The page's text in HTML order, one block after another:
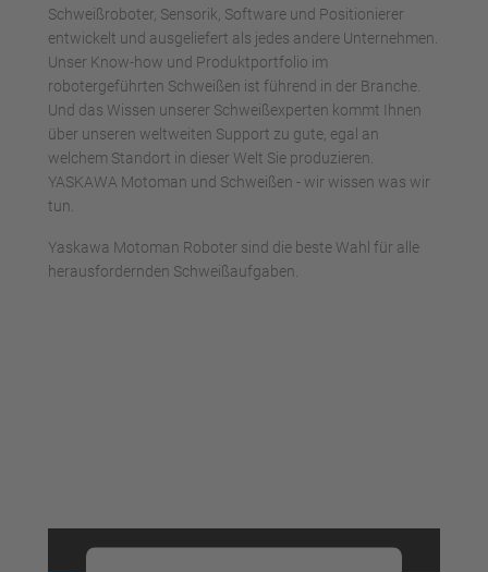
Schweißroboter, Sensorik, Software und Positionierer
entwickelt und ausgeliefert als jedes andere Unternehmen.
Unser Know-how und Produktportfolio im
robotergeführten Schweißen ist führend in der Branche.
Und das Wissen unserer Schweißexperten kommt Ihnen
über unseren weltweiten Support zu gute, egal an
welchem Standort in dieser Welt Sie produzieren.
YASKAWA Motoman und Schweißen - wir wissen was wir
tun.
Yaskawa Motoman Roboter sind die beste Wahl für alle
herausfordernden Schweißaufgaben.